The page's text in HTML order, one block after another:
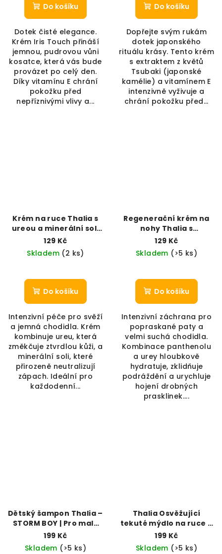
Do košíku
Dotek čisté elegance.
Krém Iris Touch přináší
jemnou, pudrovou vůni
kosatce, která vás bude
provázet po celý den.
Díky vitamínu E chrání
pokožku před
nepříznivými vlivy a...
Do košíku
Dopřejte svým rukám
dotek japonského
rituálu krásy. Tento krém
s extraktem z květů
Tsubaki (japonské
kamélie) a vitamínem E
intenzivně vyživuje a
chrání pokožku před...
Krém na ruce Thalia s
ureou a minerální solí
(100 ml)
129 Kč
Skladem (2 ks)
Do košíku
Intenzivní péče pro svěží
a jemná chodidla. Krém
kombinuje ureu, která
změkčuje ztvrdlou kůži, a
minerální soli, které
přirozeně neutralizují
zápach. Ideální pro
každodenní...
Regenerační krém na
nohy Thalia s
panthenolem a ureou
(100 ml)
129 Kč
Skladem (>5 ks)
Do košíku
Intenzivní záchrana pro
popraskané paty a
velmi suchá chodidla.
Kombinace panthenolu
a urey hloubkově
hydratuje, zklidňuje
podráždění a urychluje
hojení drobných
prasklinek....
Dětský šampon Thalia –
STORM BOY | Pro malé
hrdiny (400 ml)
199 Kč
Skladem (>5 ks)
Thalia Osvěžující
tekuté mýdlo na ruce –
Jablko (400 ml)
199 Kč
Skladem (>5 ks)